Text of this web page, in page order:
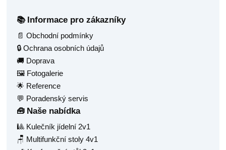
📚 Informace pro zákazníky
📄 Obchodní podmínky
🔒 Ochrana osobních údajů
🚚 Doprava
🖼️ Fotogalerie
🌟 Reference
💬 Poradenský servis
🧰 Naše nabídka
🎱 Kulečník jídelní 2v1
🪑 Multifunkční stoly 4v1